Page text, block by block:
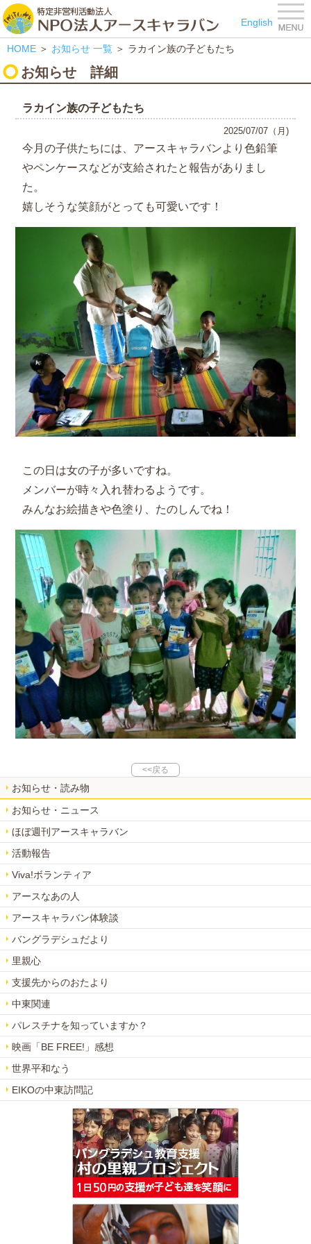
特定非営利活動法人 NPO
English
HOME ＞ お知らせ 一覧 ＞ ラカイン族の子どもたち
お知らせ 詳細
ラカイン族の子どもたち
2025/07/07（月)
今月の子供たちには、アースキャラバンより色鉛筆
やペンケースなどが支給されたと報告がありまし
た。
嬉しそうな笑顔がとっても可愛いです！
この日は女の子が多いですね。
メンバーが時々入れ替わるようです。
みんなお絵描きや色塗り、たのしんでね！
<<戻る
お知らせ・読み物
お知らせ・ニュース
ほぼ週刊アースキャラバン
活動報告
Viva!ボランティア
アースなあの人
アースキャラバン体験談
バングラデシュだより
里親心
支援先からのおたより
中東関連
パレスチナを知っていますか？
映画「BE FREE!」感想
世界平和なう
EIKOの中東訪問記